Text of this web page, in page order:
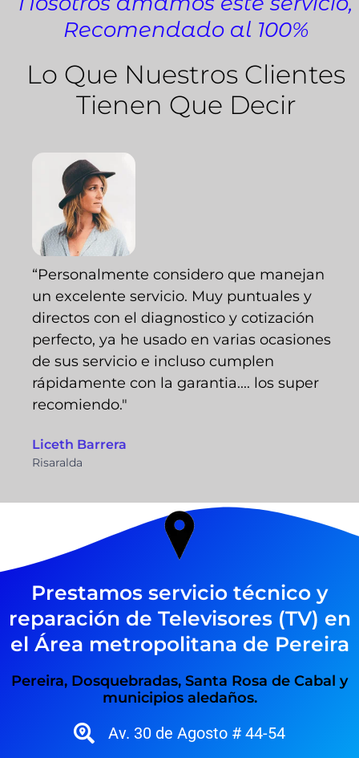
Recomendado al 100%
Lo Que Nuestros Clientes
Tienen Que Decir
“Personalmente considero que manejan
un excelente servicio. Muy puntuales y
directos con el diagnostico y cotización
perfecto, ya he usado en varias ocasiones
de sus servicio e incluso cumplen
rápidamente con la garantia.... los super
recomiendo."
Liceth Barrera
Risaralda
Prestamos servicio técnico y
reparación de Televisores (TV) en
el Área metropolitana de Pereira
Pereira, Dosquebradas, Santa Rosa de Cabal y
municipios aledaños.
Av. 30 de Agosto # 44-54